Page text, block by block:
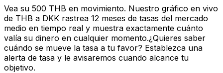
Vea su 500 THB en movimiento. Nuestro gráfico en vivo
de THB a DKK rastrea 12 meses de tasas del mercado
medio en tiempo real y muestra exactamente cuánto
valía su dinero en cualquier momento.¿Quieres saber
cuándo se mueve la tasa a tu favor? Establezca una
alerta de tasa y le avisaremos cuando alcance tu
objetivo.